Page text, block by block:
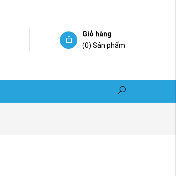
Giỏ hàng
(0) Sản phẩm